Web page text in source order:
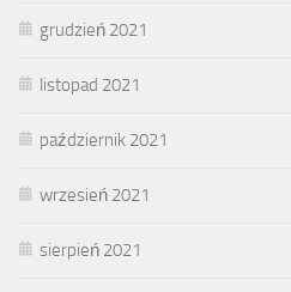
grudzień 2021
listopad 2021
październik 2021
wrzesień 2021
sierpień 2021